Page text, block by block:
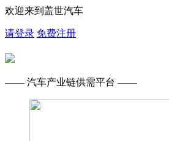
欢迎来到盖世汽车
请登录 免费注册
—— 汽车产业链供需平台 ——